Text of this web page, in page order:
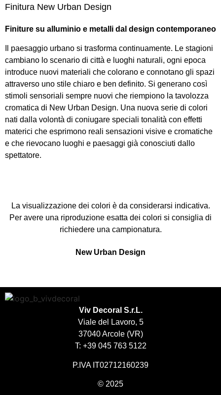
Finitura New Urban Design
Finiture su alluminio e metalli dal design contemporaneo
Il paesaggio urbano si trasforma continuamente. Le stagioni
cambiano lo scenario di città e luoghi naturali, ogni epoca
introduce nuovi materiali che colorano e connotano gli spazi
attraverso uno stile chiaro e ben definito. Si generano così
stimoli sensoriali sempre nuovi che riempiono la tavolozza
cromatica di New Urban Design. Una nuova serie di colori
nati dalla volontà di coniugare speciali tonalità con effetti
materici che esprimono reali sensazioni visive e cromatiche
e che rievocano luoghi e paesaggi già conosciuti dallo
spettatore.
La visualizzazione dei colori è da considerarsi indicativa.
Per avere una riproduzione esatta dei colori si consiglia di
richiedere una campionatura.
New Urban Design
Viv Decoral S.r.L.
Viale del Lavoro, 5
37040 Arcole (VR)
T: +39 045 763 5122
P.IVA IT02712160239
© 2025